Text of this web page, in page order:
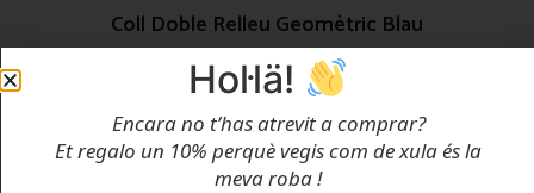
Coll Doble Relleu Geomètric Blau
Des de 24,00
€
Selecciona Opcions
Hol·lä!
Encara no t’has atrevit a comprar?
Et regalo un 10% perquè vegis com de xula és la
meva roba!